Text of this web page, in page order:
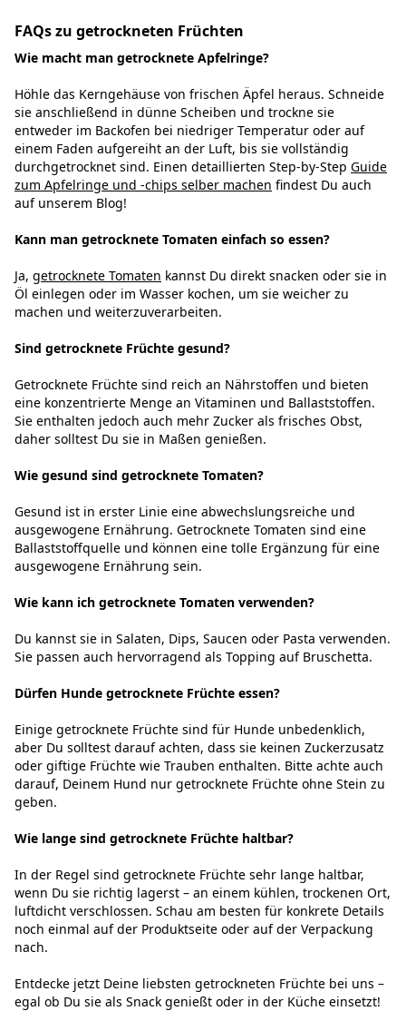
FAQs zu getrockneten Früchten
Wie macht man getrocknete Apfelringe?
Höhle das Kerngehäuse von frischen Äpfel heraus. Schneide
sie anschließend in dünne Scheiben und trockne sie
entweder im Backofen bei niedriger Temperatur oder auf
einem Faden aufgereiht an der Luft, bis sie vollständig
durchgetrocknet sind. Einen detaillierten Step-by-Step Guide
zum Apfelringe und -chips selber machen findest Du auch
auf unserem Blog!
Kann man getrocknete Tomaten einfach so essen?
Ja, getrocknete Tomaten kannst Du direkt snacken oder sie in
Öl einlegen oder im Wasser kochen, um sie weicher zu
machen und weiterzuverarbeiten.
Sind getrocknete Früchte gesund?
Getrocknete Früchte sind reich an Nährstoffen und bieten
eine konzentrierte Menge an Vitaminen und Ballaststoffen.
Sie enthalten jedoch auch mehr Zucker als frisches Obst,
daher solltest Du sie in Maßen genießen.
Wie gesund sind getrocknete Tomaten?
Gesund ist in erster Linie eine abwechslungsreiche und
ausgewogene Ernährung. Getrocknete Tomaten sind eine
Ballaststoffquelle und können eine tolle Ergänzung für eine
ausgewogene Ernährung sein.
Wie kann ich getrocknete Tomaten verwenden?
Du kannst sie in Salaten, Dips, Saucen oder Pasta verwenden.
Sie passen auch hervorragend als Topping auf Bruschetta.
Dürfen Hunde getrocknete Früchte essen?
Einige getrocknete Früchte sind für Hunde unbedenklich,
aber Du solltest darauf achten, dass sie keinen Zuckerzusatz
oder giftige Früchte wie Trauben enthalten. Bitte achte auch
darauf, Deinem Hund nur getrocknete Früchte ohne Stein zu
geben.
Wie lange sind getrocknete Früchte haltbar?
In der Regel sind getrocknete Früchte sehr lange haltbar,
wenn Du sie richtig lagerst – an einem kühlen, trockenen Ort,
luftdicht verschlossen. Schau am besten für konkrete Details
noch einmal auf der Produktseite oder auf der Verpackung
nach.
Entdecke jetzt Deine liebsten getrockneten Früchte bei uns –
egal ob Du sie als Snack genießt oder in der Küche einsetzt!